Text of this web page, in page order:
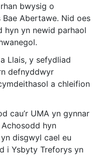
bwysig o
Abertawe. Nid oes
hyn yn newid parhaol
Llais, y sefydliad
defnyddwyr
a chleifion
cau’r UMA yn gynnar
hyn
disgwyl cael eu
i Ysbyty Treforys yn